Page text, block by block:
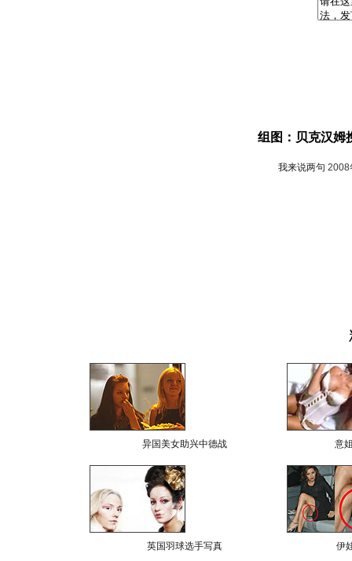
组图：贝克汉姆
我来说两句 2008
异国美女助兴中德战 意
英国羽球选手写真 伊